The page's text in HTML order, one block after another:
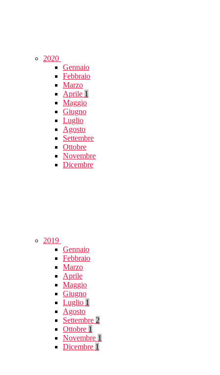
2020
Gennaio
Febbraio
Marzo
Aprile 1
Maggio
Giugno
Luglio
Agosto
Settembre
Ottobre
Novembre
Dicembre
2019
Gennaio
Febbraio
Marzo
Aprile
Maggio
Giugno
Luglio 1
Agosto
Settembre 2
Ottobre 1
Novembre 1
Dicembre 1